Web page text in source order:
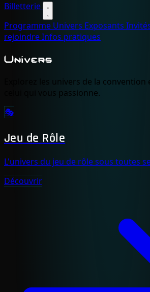
Billetterie
Programme Univers Exposants
rejoindreInfos pratiques
Univers
Explorez les univers de la convention
celui qui vous passionne.
🎭
Jeu de Rôle
L'univers du jeu de rôle sous toutes
Découvrir